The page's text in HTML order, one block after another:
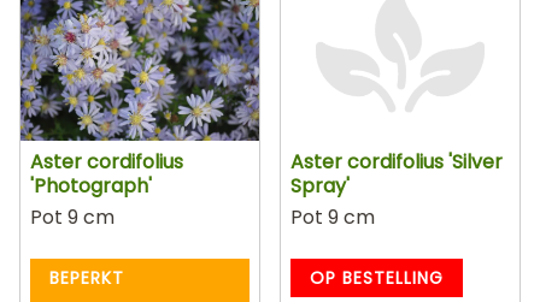
Aster cordifolius
'Photograph'
Pot 9 cm
BEPERKT
Aster cordifolius 'Silver
Spray'
Pot 9 cm
OP BESTELLING